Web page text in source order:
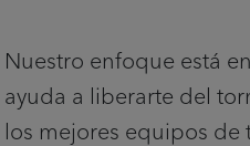
Nuestro enfoque está
ayuda a liberarte del
los mejores equipos